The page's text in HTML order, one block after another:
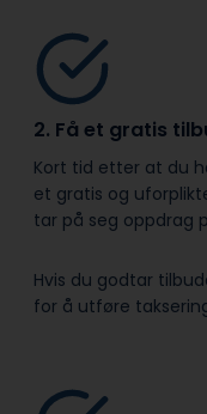
2. Få et gratis
Kort tid etter at du
et gratis og
tar på seg oppdrag
Hvis du godtar
for å utføre